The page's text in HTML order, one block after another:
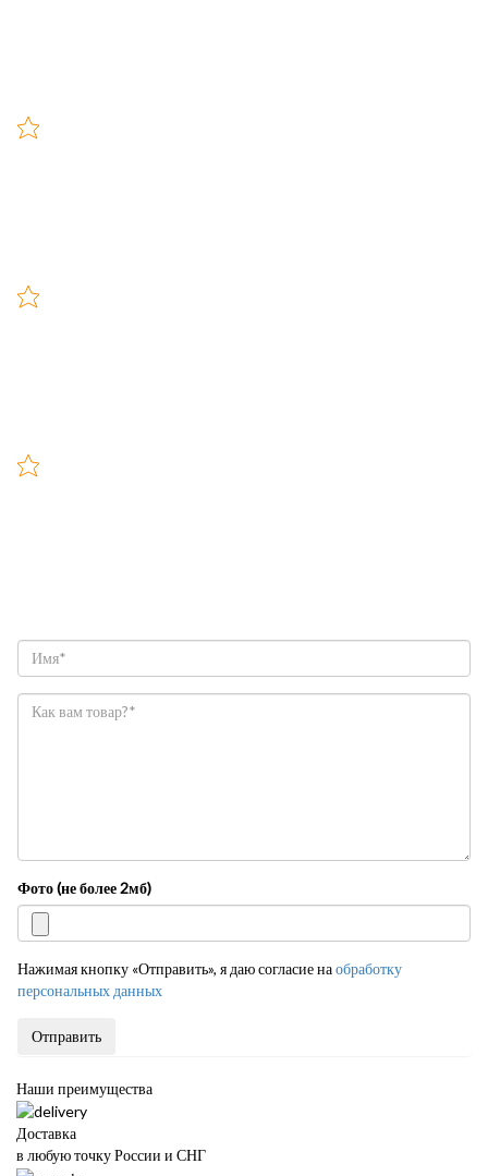
Фото (не более 2мб)
Нажимая кнопку «Отправить», я даю согласие наобработку
персональных данных
Отправить
Наши преимущества
Доставка
в любую точку России и СНГ